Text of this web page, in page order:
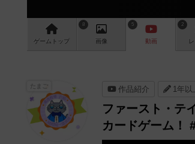
ゲーム トップ
8
画像
5
動画
2
作品紹介 1年以
ファースト・テ
カードゲーム！